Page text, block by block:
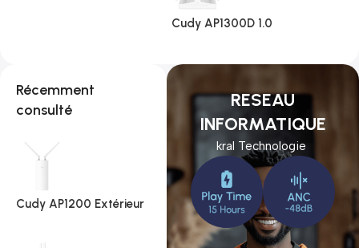
Récemment
consulté
Cudy AP1200 Extérieur
RESEAU
INFORMATIQUE
kral Technologie
Cudy AP1300D 1.0